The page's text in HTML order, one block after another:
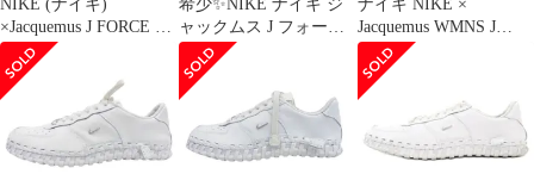
NIKE (ナイキ)
×Jacquemus J FORCE 1
LOW LX SP ジャックム
ス J フォース ローカッ
トスニーカー ホワイト
US11/28cm DR0424-100
希少✨NIKE ナイキ ジ
ャックムス J フォース
1 ロー LX SP 白
ナイキ NIKE ×
Jacquemus WMNS J
FORCE 1 LOW LX SP
28cm DR0424-100 ジャ
ックムス ウィメンズ J
フォース1 白 ホワイト
【ブランド古着ベクト
ル】【中古】